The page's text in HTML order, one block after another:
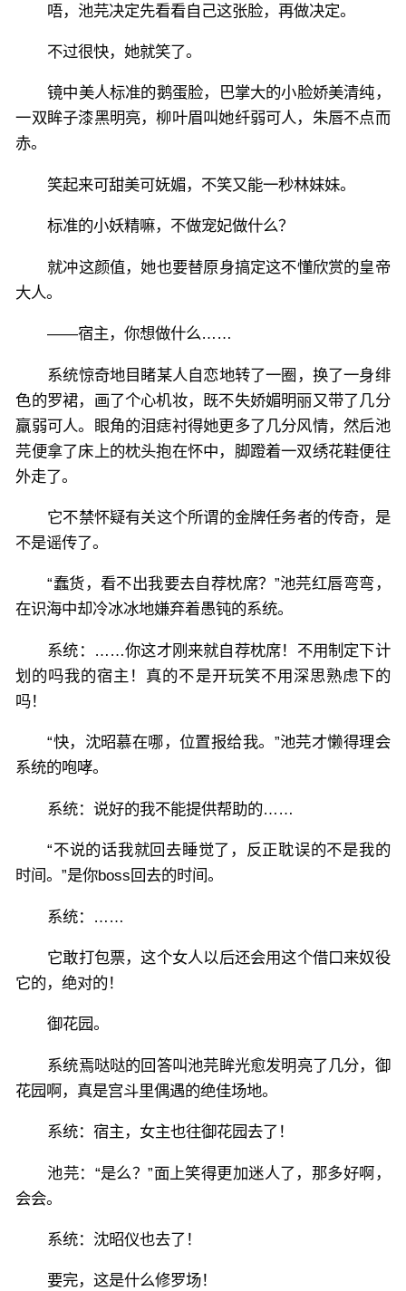
唔，池芫决定先看看自己这张脸，再做决定。
不过很快，她就笑了。
镜中美人标准的鹅蛋脸，巴掌大的小脸娇美清纯，
一双眸子漆黑明亮，柳叶眉叫她纤弱可人，朱唇不点而
赤。
笑起来可甜美可妩媚，不笑又能一秒林妹妹。
标准的小妖精嘛，不做宠妃做什么？
就冲这颜值，她也要替原身搞定这不懂欣赏的皇帝
大人。
——宿主，你想做什么……
系统惊奇地目睹某人自恋地转了一圈，换了一身绯
色的罗裙，画了个心机妆，既不失娇媚明丽又带了几分
羸弱可人。眼角的泪痣衬得她更多了几分风情，然后池
芫便拿了床上的枕头抱在怀中，脚蹬着一双绣花鞋便往
外走了。
它不禁怀疑有关这个所谓的金牌任务者的传奇，是
不是谣传了。
“蠢货，看不出我要去自荐枕席？”池芫红唇弯弯，
在识海中却冷冰冰地嫌弃着愚钝的系统。
系统：……你这才刚来就自荐枕席！不用制定下计
划的吗我的宿主！真的不是开玩笑不用深思熟虑下的
吗！
“快，沈昭慕在哪，位置报给我。”池芫才懒得理会
系统的咆哮。
系统：说好的我不能提供帮助的……
“不说的话我就回去睡觉了，反正耽误的不是我的
时间。”是你boss回去的时间。
系统：……
它敢打包票，这个女人以后还会用这个借口来奴役
它的，绝对的！
御花园。
系统焉哒哒的回答叫池芫眸光愈发明亮了几分，御
花园啊，真是宫斗里偶遇的绝佳场地。
系统：宿主，女主也往御花园去了！
池芫：“是么？”面上笑得更加迷人了，那多好啊，
会会。
系统：沈昭仪也去了！
要完，这是什么修罗场！